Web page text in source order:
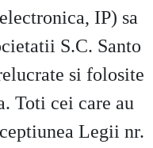
IP) sa
S.C. Santo
si folosite
Toti cei care au
Legii nr.